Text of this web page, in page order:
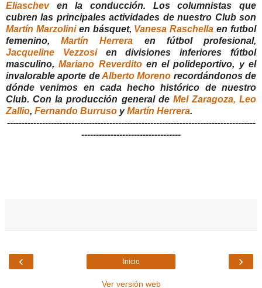
Eliascheven la conducción. Los columnistas que
cubren las principales actividades de nuestro Club son
Martín Marzolinien básquet, Vanesa Raschella en futbol
femenino,Martín Herrera en fútbol profesional,
Jacqueline Vezzosien divisiones inferiores fútbol
masculino,Mariano Reverditoen el polideportivo, y el
invalorable aporte deAlberto Moreno recordándonos de
dónde venimos en cada hecho histórico de nuestro
Club. Con la producción general de Mel Zaragoza, Leo
Zallio, Fernando Burruso y Martín Herrera.
-------------------------------------------------------------------------------------
----------------------------------
‹ ›
Inicio
Ver versión web